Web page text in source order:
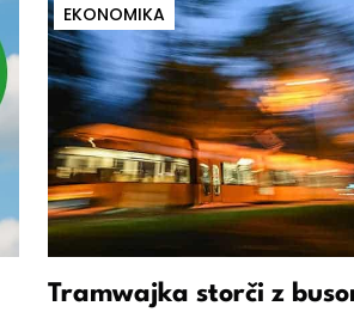
EKONOMIKA
Tramwajka storči z